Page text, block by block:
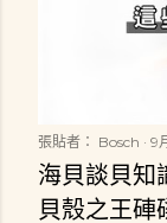
張貼者： Bosch 9
海貝談貝知
貝殼之王硨